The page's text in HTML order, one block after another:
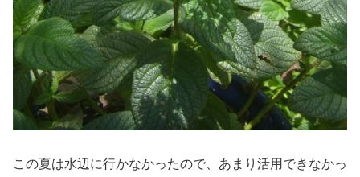
この夏は水辺に行かなかったので、あまり活用できなかっ